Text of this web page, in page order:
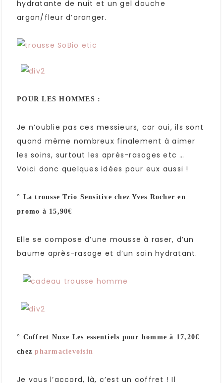
hydratante de nuit et un gel douche
argan/fleur d’oranger.
POUR LES HOMMES :
Je n’oublie pas ces messieurs, car oui, ils sont
quand même nombreux finalement à aimer
les soins, surtout les après-rasages etc …
Voici donc quelques idées pour eux aussi !
° La trousse Trio Sensitive chez Yves Rocher en
promo à 15,90€
Elle se compose d’une mousse à raser, d’un
baume après-rasage et d’un soin hydratant.
° Coffret Nuxe Les essentiels pour homme à 17,20€
chezpharmacievoisin
Je vous l’accord, là, c’est un coffret ! Il